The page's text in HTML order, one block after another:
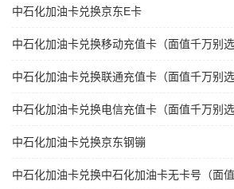
中石化加油卡兑换京东E卡
中石化加油卡兑换移动充值卡（面值千万别选
中石化加油卡兑换联通充值卡（面值千万别选
中石化加油卡兑换电信充值卡（面值千万别选
中石化加油卡兑换京东钢镚
中石化加油卡兑换中石化加油卡无卡号（面值